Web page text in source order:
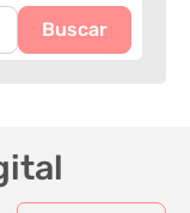
BuscarSearch